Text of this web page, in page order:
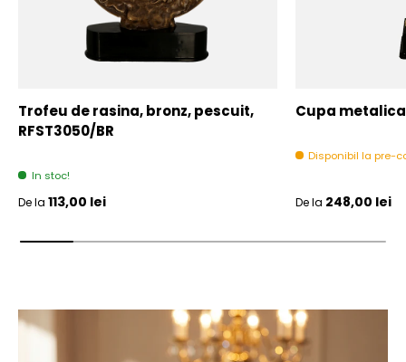
Trofeu de rasina, bronz, pescuit,
RFST3050/BR
In stoc!
Pret initial
De la 113,00 lei
Cupa
Disponibil la pre-
Pret initial
De la 248,00 lei